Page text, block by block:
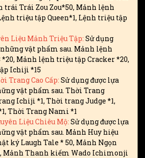
trái Trái Zou Zou*50, Mảnh lệnh
triệu tập Queen*1, Lệnh triệu tập
Liệu Mảnh Triệu Tập: Sử dụng
vật phẩm sau. Mảnh lệnh
Mảnh lệnh triệu tập Cracker *20,
Ichiji *15
Trang Cao Cấp: Sử dụng được lựa
vật phẩm sau. Thời Trang
Ichiji *1, Thời trang Judge *1,
Thời Trang Nami *1
Liệu Chiêu Mộ: Sử dụng được lựa
vật phẩm sau. Mảnh Huy hiệu
ký Laugh Tale * 50, Mảnh Ngọn
Mảnh Thanh kiếm Wado Ichimonji